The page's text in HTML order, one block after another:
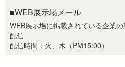
■WEB展示場メール
WEB展示場に掲載されている企業
配信
配信時間：火、木（PM15:00）